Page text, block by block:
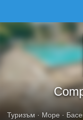
Туризъм · Море ·